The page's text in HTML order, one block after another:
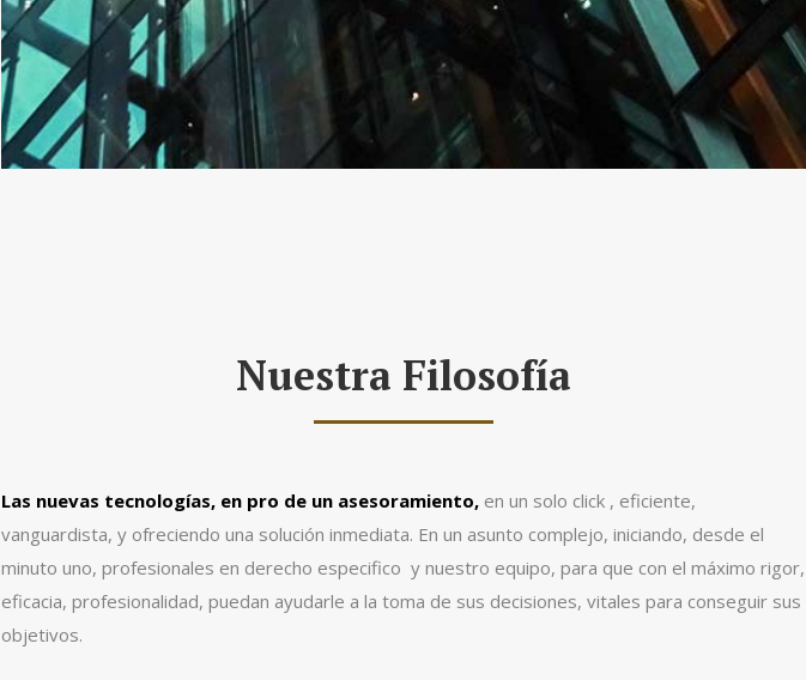
Nuestra Filosofía
Las nuevas tecnologías, en pro de un asesoramiento, en un solo click , eficiente,
vanguardista, y ofreciendo una solución inmediata. En un asunto complejo, iniciando, desde el
minuto uno, profesionales en derecho especifico y nuestro equipo, para que con el máximo rigor,
eficacia, profesionalidad, puedan ayudarle a la toma de sus decisiones, vitales para conseguir sus
objetivos.